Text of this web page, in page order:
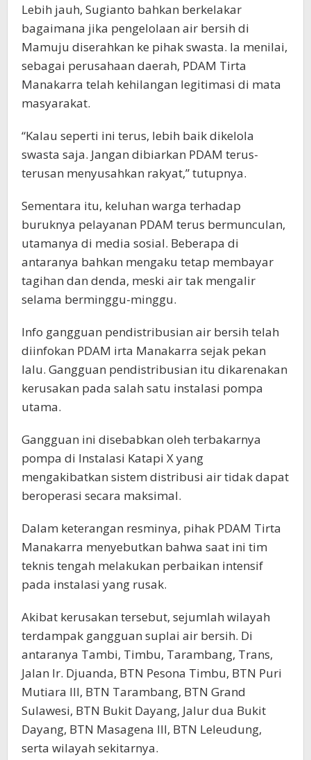
Lebih jauh, Sugianto bahkan berkelakar
bagaimana jika pengelolaan air bersih di
Mamuju diserahkan ke pihak swasta. Ia menilai,
sebagai perusahaan daerah, PDAM Tirta
Manakarra telah kehilangan legitimasi di mata
masyarakat.
“Kalau seperti ini terus, lebih baik dikelola
swasta saja. Jangan dibiarkan PDAM terus-
terusan menyusahkan rakyat,” tutupnya.
Sementara itu, keluhan warga terhadap
buruknya pelayanan PDAM terus bermunculan,
utamanya di media sosial. Beberapa di
antaranya bahkan mengaku tetap membayar
tagihan dan denda, meski air tak mengalir
selama berminggu-minggu.
Info gangguan pendistribusian air bersih telah
diinfokan PDAM irta Manakarra sejak pekan
lalu. Gangguan pendistribusian itu dikarenakan
kerusakan pada salah satu instalasi pompa
utama.
Gangguan ini disebabkan oleh terbakarnya
pompa di Instalasi Katapi X yang
mengakibatkan sistem distribusi air tidak dapat
beroperasi secara maksimal.
Dalam keterangan resminya, pihak PDAM Tirta
Manakarra menyebutkan bahwa saat ini tim
teknis tengah melakukan perbaikan intensif
pada instalasi yang rusak.
Akibat kerusakan tersebut, sejumlah wilayah
terdampak gangguan suplai air bersih. Di
antaranya Tambi, Timbu, Tarambang, Trans,
Jalan Ir. Djuanda, BTN Pesona Timbu, BTN Puri
Mutiara III, BTN Tarambang, BTN Grand
Sulawesi, BTN Bukit Dayang, Jalur dua Bukit
Dayang, BTN Masagena III, BTN Leleudung,
serta wilayah sekitarnya.